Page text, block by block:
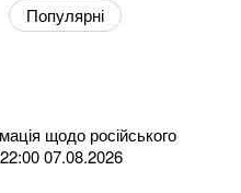
Популярні
щодо російського
07.08.2026